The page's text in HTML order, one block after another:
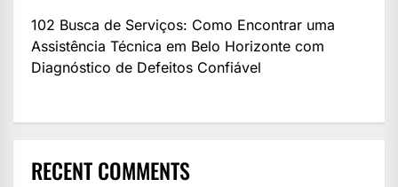
102 Busca de Serviços: Como Encontrar uma
Assistência Técnica em Belo Horizonte com
Diagnóstico de Defeitos Confiável
RECENT COMMENTS